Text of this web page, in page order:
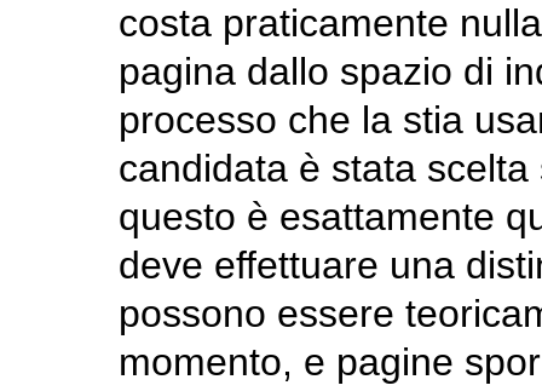
costa praticamente
pagina dallo spazio di
processo che la stia
candidata è stata
questo è esattamente
deve effettuare una
possono essere
momento, e pagine